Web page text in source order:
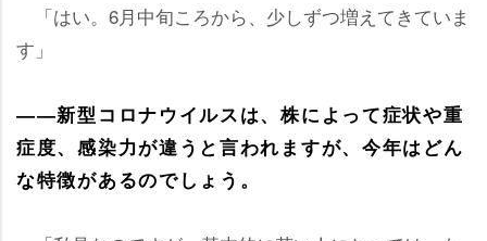
「はい。6月中旬ころから、少しずつ増えてきていま
す」
――新型コロナウイルスは、株によって症状や重
症度、感染力が違うと言われますが、今年はどん
な特徴があるのでしょう。